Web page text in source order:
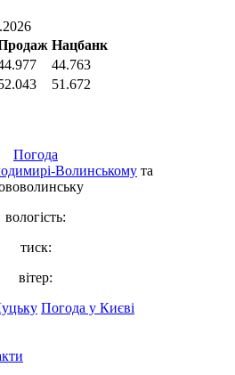
Погода
Волинському та
вологість:
тиск:
вітер:
Погода у Києві